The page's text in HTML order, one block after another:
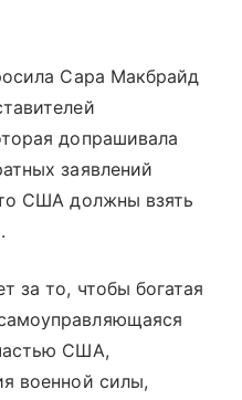
Сара Макбрайд
допрашивала
заявлений
США должны взять
за то, чтобы богатая
США,
военной силы,